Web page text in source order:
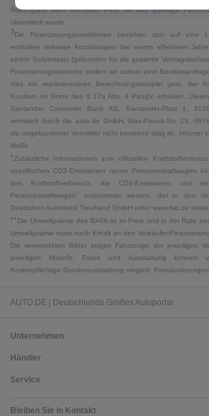
Streichpreis dem höchsten Preis für das jeweilige
übermittelt wurde.
3Die Finanzierungskonditionen beziehen sich auf eine
enthalten teilweise Anzahlungen bei einem effektiven
einem Sollzinssatz (gebunden für die gesamte
Finanzierungswünsche stellen wir zudem eine
dies ein repräsentatives Berechnungsbeispiel gem. der
Kunden, im Sinne des § 17a Abs. 4 PangV, erhalten.
Santander Consumer Bank AG, Santander-Platz 1,
vermittelt durch die auto.de GmbH, Max-Planck-Str. 19,
als ungebundener Vermittler nicht beratend tätig ist. Irrtümer
MwSt.
*Zusätzliche Informationen zum offiziellen
spezifischen CO2-Emissionen neuer Personenkraftwagen
den Kraftstoffverbrauch, die CO2-Emissionen und
Personenkraftwagen" entnommen werden, der in den
Deutschen Automobil Treuhand GmbH unter www.dat.de
**Die Umweltprämie des BAFA ist im Preis und in der Rate
Umweltprämie muss nach Erhalt an den Verkäufer/
Die verwendeten Bilder zeigen Fahrzeuge der jeweiligen
jeweiligen Modells. Farbe und Ausstattung können
Kostenpflichtige Sonderausstattung möglich.
AUTO.DE | Deutschlands Großes Autoportal
Unternehmen
Händler
Service
Bleiben Sie in Kontakt